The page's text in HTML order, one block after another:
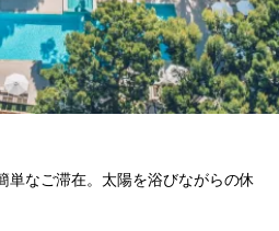
単なご滞在。太陽を浴びながらの休